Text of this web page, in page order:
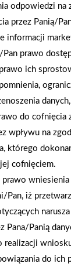
odpowiedzi na
przez Panią/
informacji
Pan prawo
ich
do cofnięcia
wpływu na
którego
cofnięciem.
prawo
Pan, iż
Pana/Panią
realizacji
do ich
cookies
wykorzystuje